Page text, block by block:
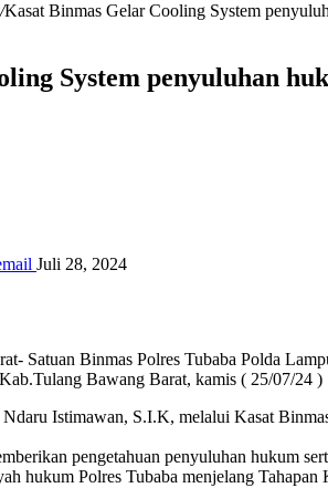
/Kasat Binmas Gelar Cooling System
System penyuluhan
Juli 28, 2024
Satuan Binmas Polres Tubaba Polda
Bawang Barat, kamis ( 25/07/24 )
Istimawan, S.I.K, melalui Kasat
pengetahuan penyuluhan hukum
hukum Polres Tubaba menjelang Tahapan